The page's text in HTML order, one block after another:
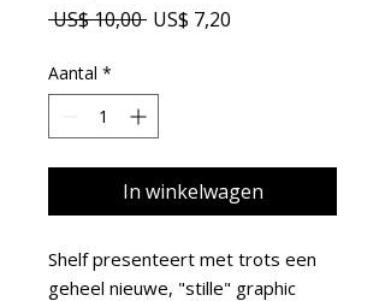
US$ 10,00 Normale
US$ 7,20
Aantal *
In winkelwagen
Shelf presenteert met trots een
geheel nieuwe, "stille" graphic